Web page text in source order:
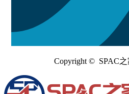
Copyright © SPAC